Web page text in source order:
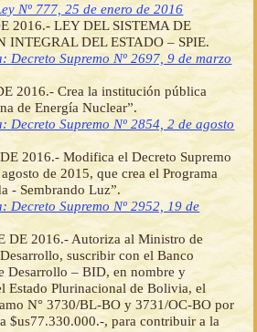
Nº 777, 25 de enero de 2016
2016.- LEY DEL SISTEMA DE
INTEGRAL DEL ESTADO – SPIE.
Decreto Supremo Nº 2697, 9 de marzo
2016.- Crea la institución pública
de Energía Nuclear”.
Decreto Supremo Nº 2854, 2 de agosto
2016.- Modifica el Decreto Supremo
de 2015, que crea el Programa
- Sembrando Luz”.
Decreto Supremo Nº 2952, 19 de
DE 2016.- Autoriza al Ministro de
suscribir con el Banco
Desarrollo – BID, en nombre y
Estado Plurinacional de Bolivia, el
N° 3730/BL-BO y 3731/OC-BO por
$us77.330.000.-, para contribuir a la